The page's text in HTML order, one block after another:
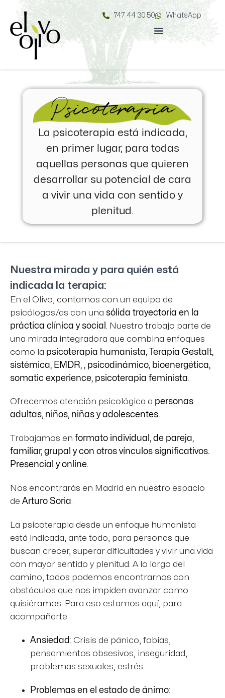
747 44 30 50 WhatsApp
Psicoterapia
La psicoterapia está indicada,
en primer lugar, para todas
aquellas personas que quieren
desarrollar su potencial de cara
a vivir una vida con sentido y
plenitud.
Nuestra mirada y para quién está
indicada la terapia:
En el Olivo, contamos con un equipo de
psicólogos/as con una sólida trayectoria en la
práctica clínica y social
. Nuestro trabajo parte de
una mirada integradora que combina enfoques
como la psicoterapia humanista, Terapia Gestalt,
sistémica, EMDR, , psicodinámico, bioenergética,
somatic experience, psicoterapia feminista
Ofrecemos atención psicológica a personas
adultas, niños, niñas y adolescentes.
Trabajamos en formato individual, de pareja,
familiar, grupal y con otros vínculos significativos.
Presencial y online.
Nos encontrarás en Madrid en nuestro espacio
de Arturo Soria
La psicoterapia desde un enfoque humanista
está indicada, ante todo, para personas que
buscan crecer, superar dificultades y vivir una vida
con mayor sentido y plenitud. A lo largo del
camino, todos podemos encontrarnos con
obstáculos que nos impiden avanzar como
quisiéramos. Para eso estamos aquí, para
acompañarte.
Ansiedad: Crisis de pánico, fobias,
pensamientos obsesivos, inseguridad,
problemas sexuales, estrés.
Problemas en el estado de ánimo: